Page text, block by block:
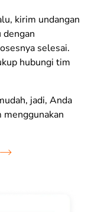
kirim undangan
selesai.
hubungi tim
jadi, Anda
menggunakan